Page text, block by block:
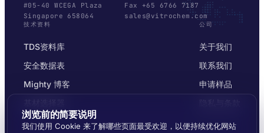
#05-40 WCEGA Plaza
Singapore 658064
Fax +65 6766 7187
sales@vitrochem.com
技术资料
TDS资料库
安全数据表
Mighty 博客
公司
关于我们
联系我们
申请样品
浏览前的简要说明
我们使用 Cookie 来了解哪些页面最受欢迎，以便持续优化网站